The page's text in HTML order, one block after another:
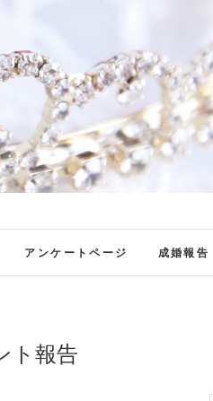
アンケートページ 成婚報告
ト報告